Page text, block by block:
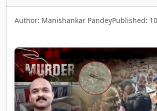
Author: Manishankar PandeyPublished: